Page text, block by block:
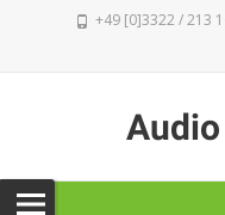
+49 [0]3322 / 213